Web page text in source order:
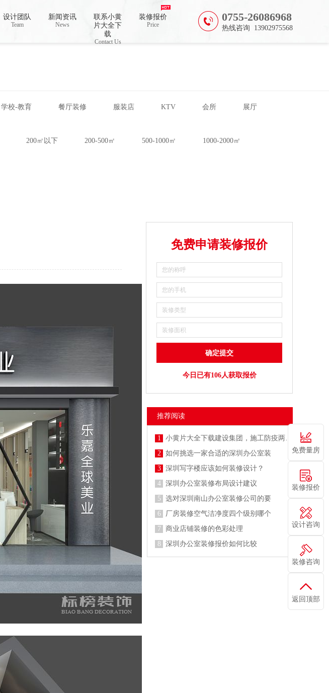
0755-26086968
热线咨询 13902975568
设计团队
Team
新闻资讯
News
联系小黄
片大全下
载
Contact Us
装修报价
Price
学校-教育 餐厅装修 服装店 KTV 会所 展厅
200㎡以下 200-500㎡ 500-1000㎡ 1000-2000㎡
免费申请装修报价
今日已有106人获取报价
推荐阅读
1
小黄片大全下载建设集团，施工防疫两不误
2
如何挑选一家合适的深圳办公室装
3
深圳写字楼应该如何装修设计？
4
深圳办公室装修布局设计建议
5
选对深圳南山办公室装修公司的要
6
厂房装修空气洁净度四个级别哪个
7
商业店铺装修的色彩处理
8
深圳办公室装修报价如何比较
免费量房
装修报价
设计咨询
装修咨询
返回顶部